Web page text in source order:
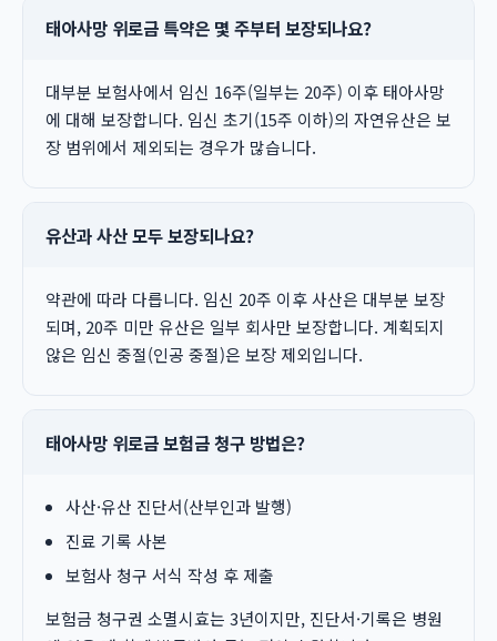
태아사망 위로금 특약은 몇 주부터 보장되나요?
대부분 보험사에서 임신 16주(일부는 20주) 이후 태아사망
에 대해 보장합니다. 임신 초기(15주 이하)의 자연유산은 보
장 범위에서 제외되는 경우가 많습니다.
유산과 사산 모두 보장되나요?
약관에 따라 다릅니다. 임신 20주 이후 사산은 대부분 보장
되며, 20주 미만 유산은 일부 회사만 보장합니다. 계획되지
않은 임신 중절(인공 중절)은 보장 제외입니다.
태아사망 위로금 보험금 청구 방법은?
사산·유산 진단서(산부인과 발행)
진료 기록 사본
보험사 청구 서식 작성 후 제출
보험금 청구권 소멸시효는 3년이지만, 진단서·기록은 병원